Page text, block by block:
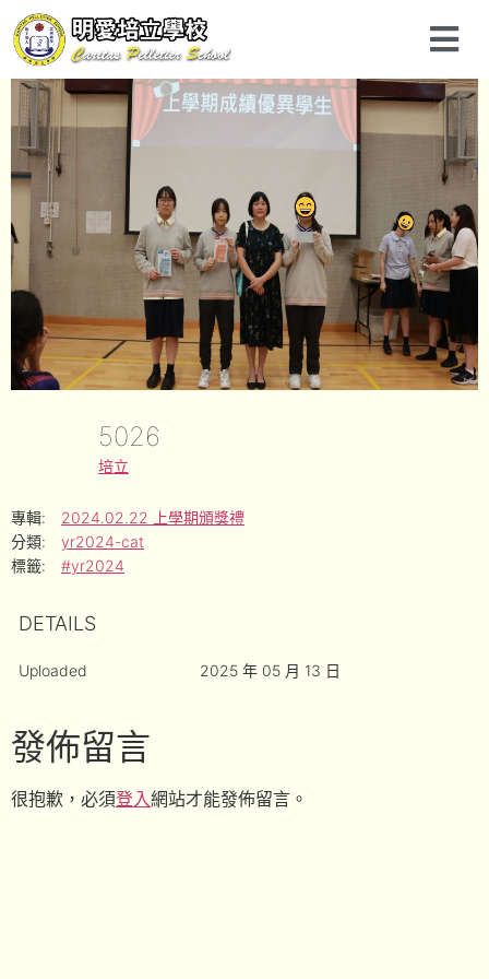
5026
培立
專輯:
2024.02.22 上學期頒獎禮
分類:
yr2024-cat
標籤:
#yr2024
DETAILS
Uploaded 2025 年 05 月 13 日
發佈留言
很抱歉，必須登入網站才能發佈留言。